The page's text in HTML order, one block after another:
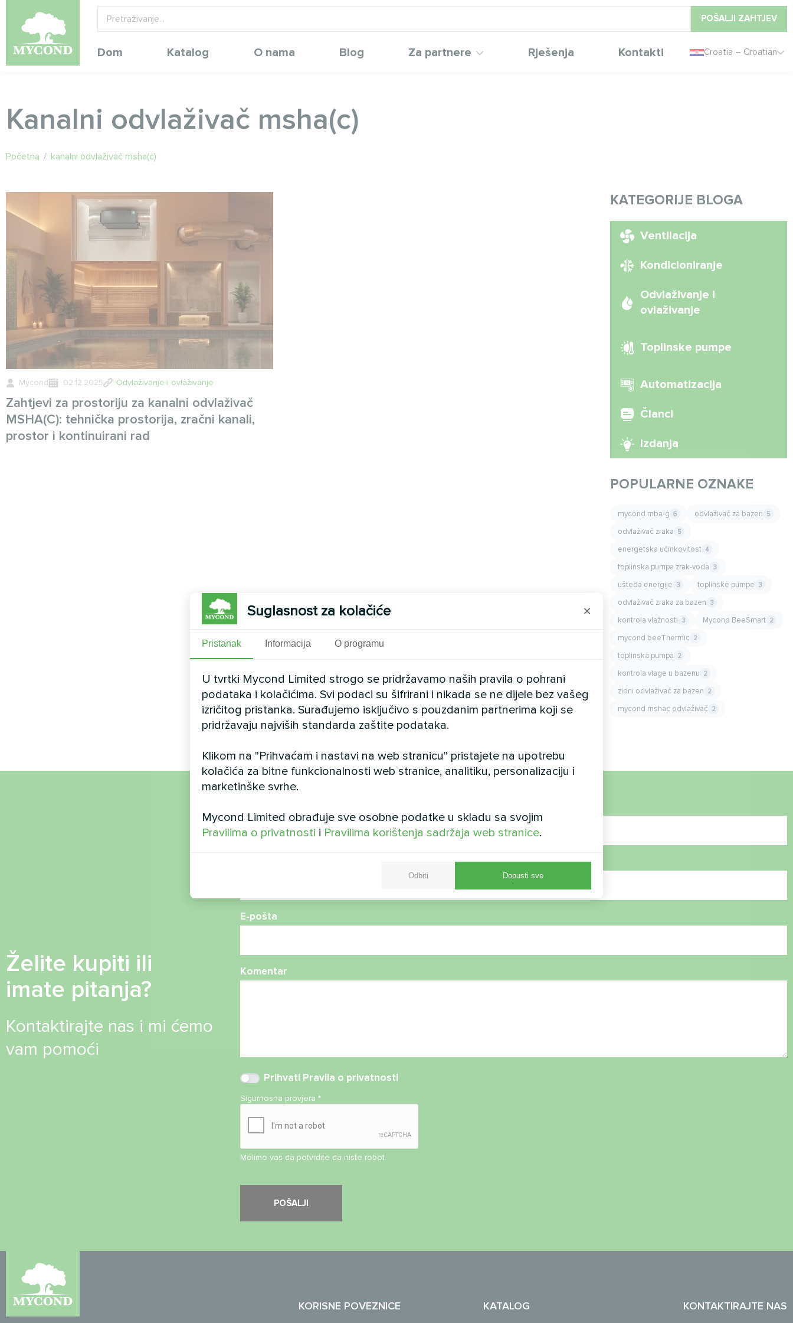
POŠALJI ZAHTJEV
Dom Katalog O nama Blog Za partnere Rješenja Kontakti Croatia – Croatian
Kanalni odvlaživač msha(c)
Početna / kanalni odvlaživač msha(c)
Mycond 02.12.2025 Odvlaživanje i ovlaživanje
Zahtjevi za prostoriju za kanalni odvlaživač
MSHA(C): tehnička prostorija, zračni kanali,
prostor i kontinuirani rad
KATEGORIJE BLOGA
Ventilacija
Kondicioniranje
Odvlaživanje i
ovlaživanje
Toplinske pumpe
Automatizacija
Članci
Izdanja
POPULARNE OZNAKE
mycond mba-g 6 odvlaživač za bazen 5
odvlaživač zraka 5
energetska učinkovitost 4
toplinska pumpa zrak-voda 3
ušteda energije 3 toplinske pumpe 3
odvlaživač zraka za bazen 3
kontrola vlažnosti 3 Mycond BeeSmart 2
mycond beeThermic 2
toplinska pumpa 2
kontrola vlage u bazenu 2
zidni odvlaživač za bazen 2
mycond mshac odvlaživač 2
Želite kupiti ili
imate pitanja?
Kontaktirajte nas i mi ćemo
vam pomoći
E-pošta
Komentar
Prihvati Pravila o privatnosti
Sigurnosna provjera*
Molimo vas da potvrdite da niste robot.
KORISNE POVEZNICE KATALOG KONTAKTIRAJTE NAS
Suglasnost za kolačiće ×
Pristanak Informacija O programu
U tvrtki Mycond Limited strogo se pridržavamo naših pravila o pohrani
podataka i kolačićima. Svi podaci su šifrirani i nikada se ne dijele bez vašeg
izričitog pristanka. Surađujemo isključivo s pouzdanim partnerima koji se
pridržavaju najviših standarda zaštite podataka.
Klikom na "Prihvaćam i nastavi na web stranicu" pristajete na upotrebu
kolačića za bitne funkcionalnosti web stranice, analitiku, personalizaciju i
marketinške svrhe.
Mycond Limited obrađuje sve osobne podatke u skladu sa svojim
Pravilima o privatnosti i Pravilima korištenja sadržaja web stranice.
Odbiti Dopusti sve